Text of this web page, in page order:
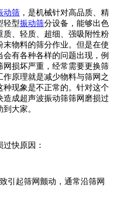
动筛 ，是机械针对高品质、精
轻型振动筛分设备，能够出色
质、轻质、超细、强吸附性粉
末物料的筛分作业。但是在使
会有各种各样的问题出现，例
损坏严重，经常需要更换筛
作原理就是减少物料与筛网之
现象是不正常的。针对这个
成超声波振动筛筛网磨损过
大家。
快原因：
起筛网颤动，通常沿筛网